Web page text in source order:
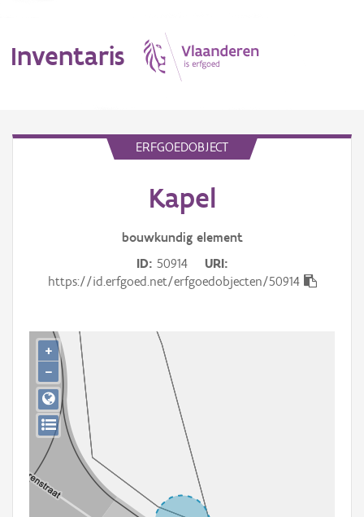
Inventaris
Gebeurtenis
Persoon of collectief
Downloads
Hergebruik
Aanmelden
ERFGOEDOBJECT
Kapel
bouwkundig element
ID 50914
URI
https://id.erfgoed.net/erfgoedobjecten/50914
+
−